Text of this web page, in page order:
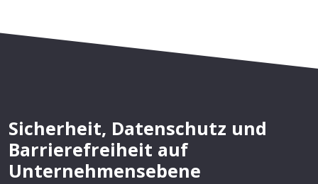
Sicherheit, Datenschutz und
Barrierefreiheit auf
Unternehmensebene